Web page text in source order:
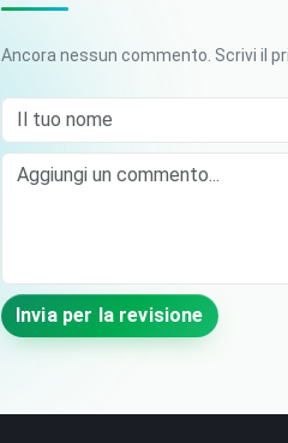
Ancora nessun commento. Scrivi il
Il tuo nome
Comment
Invia per la revisione